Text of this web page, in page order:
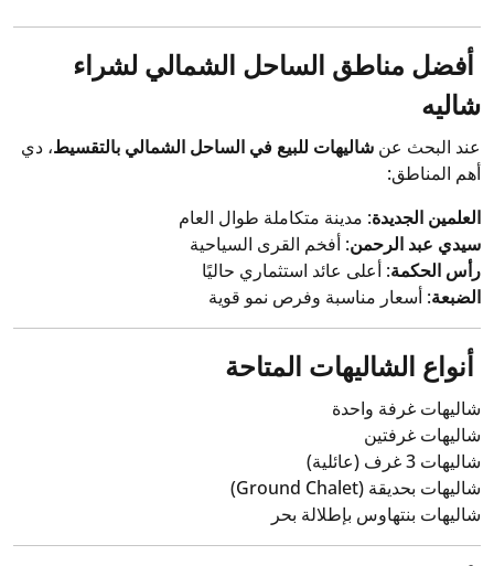
أفضل مناطق الساحل الشمالي لشراء
شاليه
عند البحث عن شاليهات للبيع في الساحل الشمالي بالتقسيط، دي
أهم المناطق:
العلمين الجديدة: مدينة متكاملة طوال العام
سيدي عبد الرحمن: أفخم القرى السياحية
رأس الحكمة: أعلى عائد استثماري حاليًا
الضبعة: أسعار مناسبة وفرص نمو قوية
أنواع الشاليهات المتاحة
شاليهات غرفة واحدة
شاليهات غرفتين
شاليهات 3 غرف (عائلية)
شاليهات بحديقة (Ground Chalet)
شاليهات بنتهاوس بإطلالة بحر